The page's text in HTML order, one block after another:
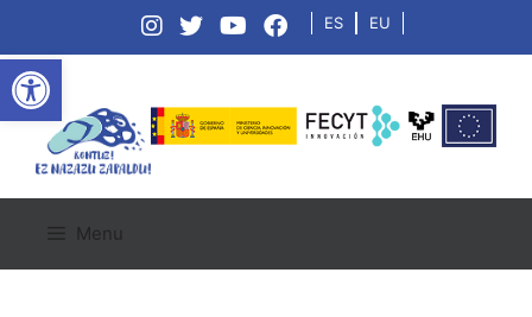
Open toolbar
ES EU
Menu